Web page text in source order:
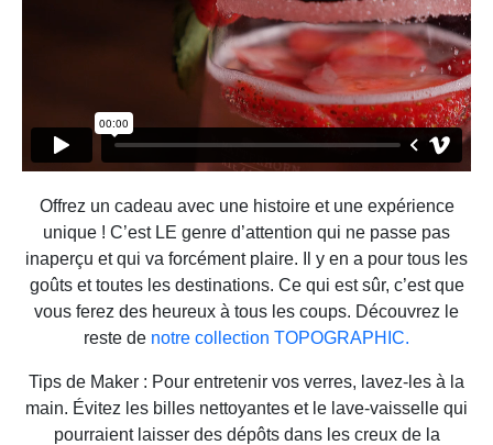
Offrez un cadeau avec une histoire et une expérience
unique ! C’est LE genre d’attention qui ne passe pas
inaperçu et qui va forcément plaire. Il y en a pour tous les
goûts et toutes les destinations. Ce qui est sûr, c’est que
vous ferez des heureux à tous les coups. Découvrez le
reste de notre collection TOPOGRAPHIC.
Tips de Maker : Pour entretenir vos verres, lavez-les à la
main. Évitez les billes nettoyantes et le lave-vaisselle qui
pourraient laisser des dépôts dans les creux de la